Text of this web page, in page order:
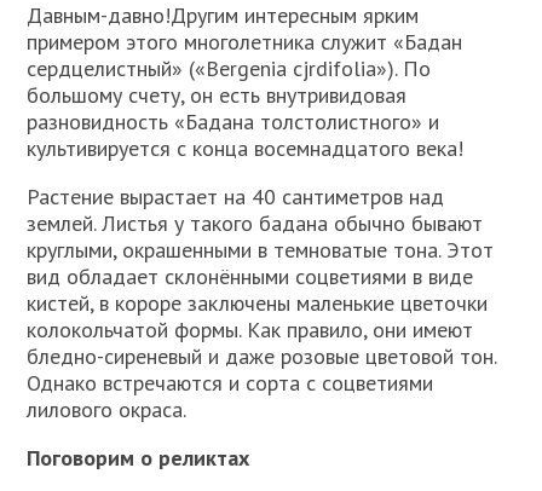
Давным-давно!Другим интересным ярким
примером этого многолетника служит «Бадан
сердцелистный» («Bergenia cjrdifolia»). По
большому счету, он есть внутривидовая
разновидность «Бадана толстолистного» и
культивируется с конца восемнадцатого века!
Растение вырастает на 40 сантиметров над
землей. Листья у такого бадана обычно бывают
круглыми, окрашенными в темноватые тона. Этот
вид обладает склонёнными соцветиями в виде
кистей, в короре заключены маленькие цветочки
колокольчатой формы. Как правило, они имеют
бледно-сиреневый и даже розовые цветовой тон.
Однако встречаются и сорта с соцветиями
лилового окраса.
Поговорим о реликтах